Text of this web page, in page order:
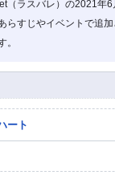
（ラスバレ）の2021年
らすじやイベントで追
。
ート